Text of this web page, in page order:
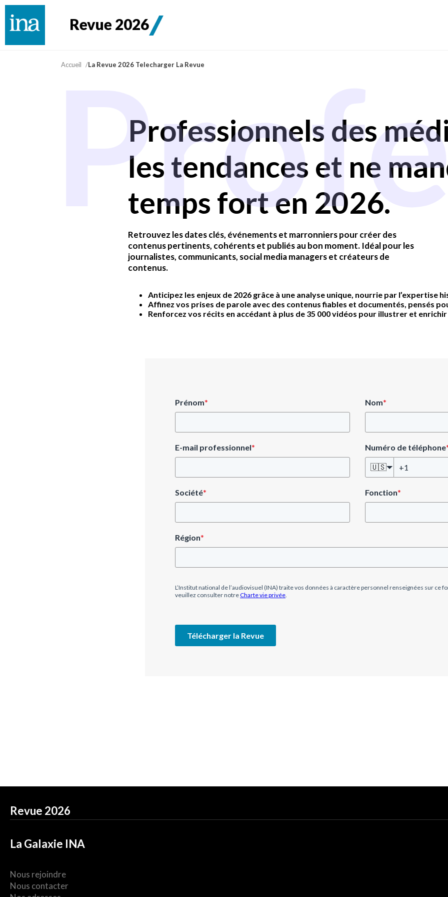
Revue 2026
Accueil La Revue 2026 Telecharger La Revue
Professionnels des
les tendances et ne
temps fort en 2026.
Retrouvez les dates clés, événements et marronniers pour créer des
contenus pertinents, cohérents et publiés au bon moment. Idéal pour les
journalistes, communicants, social media managers et créateurs de
contenus.
Anticipez les enjeux de 2026 grâce à une analyse unique, nourrie par l’expertise
Affinez vos prises de parole avec des contenus fiables et documentés, pensés
Renforcez vos récits en accédant à plus de 35 000 vidéos pour illustrer et enrichir
Prénom* Nom*
E-mail professionnel* Numéro de téléphone
🇺🇸
Société* Fonction*
Région*
L’Institut national de l’audiovisuel (INA) traite vos données à caractère personnel renseignées sur ce
veuillez consulter notreCharte vie privée.
Télécharger la Revue
Revue 2026
La Galaxie INA
Nous rejoindre
Nous contacter